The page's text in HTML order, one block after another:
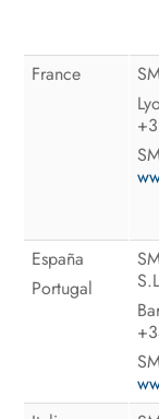
France
España
Portugal